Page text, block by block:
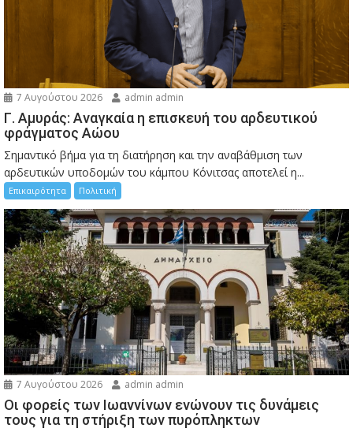
7 Αυγούστου 2026 admin admin
Γ. Αμυράς: Αναγκαία η επισκευή του αρδευτικού
φράγματος Αώου
Σημαντικό βήμα για τη διατήρηση και την αναβάθμιση των
αρδευτικών υποδομών του κάμπου Κόνιτσας αποτελεί η...
Επικαιρότητα Πολιτική
7 Αυγούστου 2026 admin admin
Οι φορείς των Ιωαννίνων ενώνουν τις δυνάμεις
τους για τη στήριξη των πυρόπληκτων